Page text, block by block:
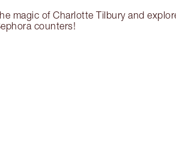
magic of Charlotte Tilbury and
counters!